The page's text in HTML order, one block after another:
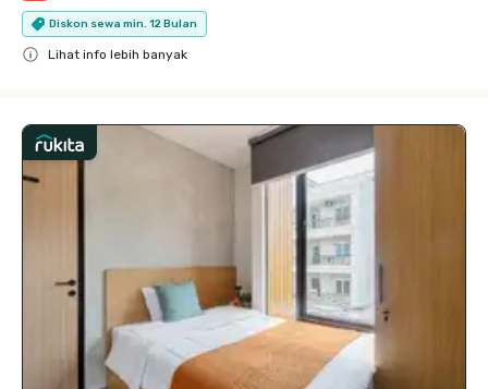
Diskon sewa min. 12 Bulan
Lihat info lebih banyak